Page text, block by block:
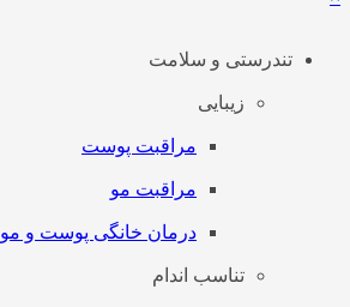
تندرستی و سلامت
زیبایی
مراقبت پوست
مراقبت مو
درمان خانگی پوست و مو
تناسب اندام